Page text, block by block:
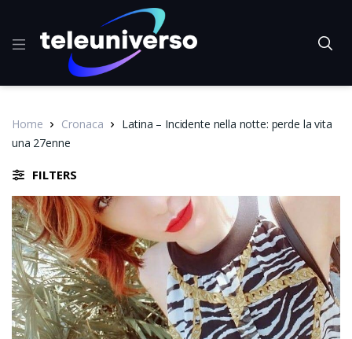
Home Cronaca
Latina – Incidente nella notte: perde la vita
una 27enne
FILTERS